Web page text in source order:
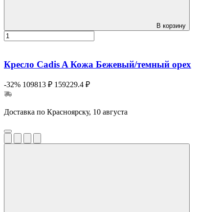
В корзину
Кресло Cadis A Кожа Бежевый/темный орех
-32% 109813 ₽ 159229.4 ₽
Доставка по Красноярску, 10 августа